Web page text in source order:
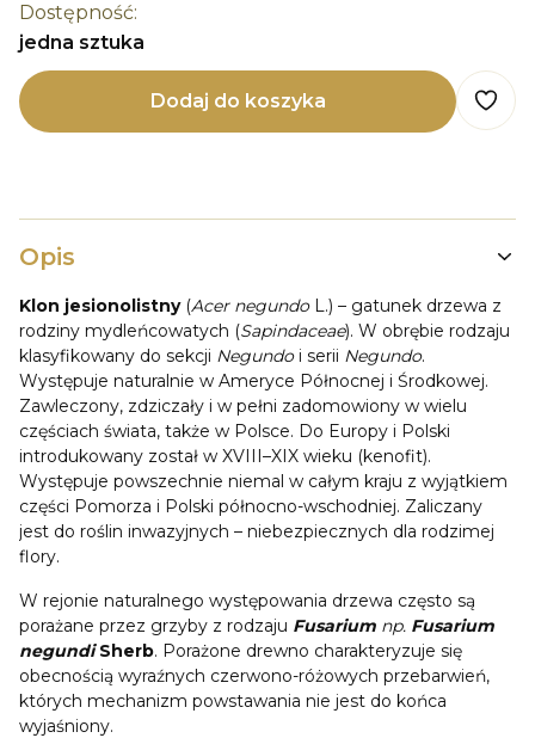
Dostępność:
jedna sztuka
Dodaj do koszyka
Opis
Klon jesionolistny(Acer negundoL.) – gatunek drzewa z
rodziny mydleńcowatych (Sapindaceae). W obrębie rodzaju
klasyfikowany do sekcji Negundoi serii Negundo.
Występuje naturalnie w Ameryce Północnej i Środkowej.
Zawleczony, zdziczały i w pełni zadomowiony w wielu
częściach świata, także w Polsce. Do Europy i Polski
introdukowany został w XVIII–XIX wieku (kenofit).
Występuje powszechnie niemal w całym kraju z wyjątkiem
części Pomorza i Polski północno-wschodniej. Zaliczany
jest do roślin inwazyjnych – niebezpiecznych dla rodzimej
flory.
W rejonie naturalnego występowania drzewa często są
porażane przez grzyby z rodzaju Fusarium np. Fusarium
negundiSherb. Porażone drewno charakteryzuje się
obecnością wyraźnych czerwono-różowych przebarwień,
których mechanizm powstawania nie jest do końca
wyjaśniony.